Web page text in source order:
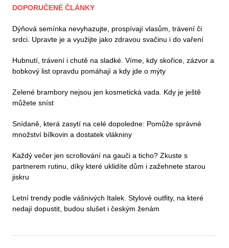
DOPORUČENÉ ČLÁNKY
Dýňová semínka nevyhazujte, prospívají vlasům, trávení či
srdci. Upravte je a využijte jako zdravou svačinu i do vaření
Hubnutí, trávení i chutě na sladké. Víme, kdy skořice, zázvor a
bobkový list opravdu pomáhají a kdy jde o mýty
Zelené brambory nejsou jen kosmetická vada. Kdy je ještě
můžete sníst
Snídaně, která zasytí na celé dopoledne: Pomůže správné
množství bílkovin a dostatek vlákniny
Každý večer jen scrollování na gauči a ticho? Zkuste s
partnerem rutinu, díky které uklidíte dům i zažehnete starou
jiskru
Letní trendy podle vášnivých Italek. Stylové outfity, na které
nedají dopustit, budou slušet i českým ženám